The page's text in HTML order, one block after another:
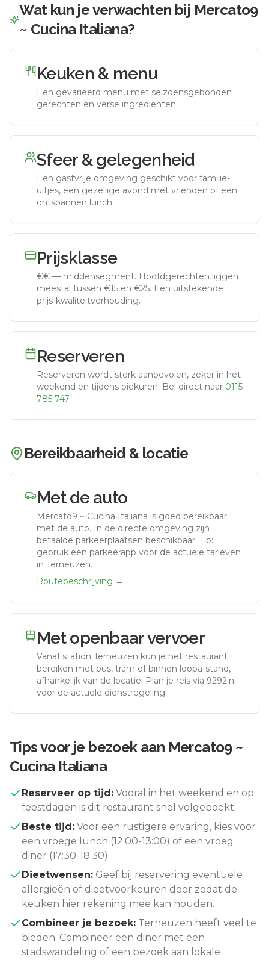
Wat kun je verwachten bij Mercato9
~ Cucina Italiana?
Keuken & menu
Een gevarieerd menu met seizoensgebonden
gerechten en verse ingrediënten.
Sfeer & gelegenheid
Een gastvrije omgeving geschikt voor familie-
uitjes, een gezellige avond met vrienden of een
ontspannen lunch.
Prijsklasse
€€ — middensegment. Hoofdgerechten liggen
meestal tussen €15 en €25. Een uitstekende
prijs-kwaliteitverhouding.
Reserveren
Reserveren wordt sterk aanbevolen, zeker in het
weekend en tijdens piekuren. Bel direct naar 0115
785 747.
Bereikbaarheid & locatie
Met de auto
Mercato9 ~ Cucina Italiana is goed bereikbaar
met de auto. In de directe omgeving zijn
betaalde parkeerplaatsen beschikbaar. Tip:
gebruik een parkeerapp voor de actuele tarieven
in Terneuzen.
Routebeschrijving →
Met openbaar vervoer
Vanaf station Terneuzen kun je het restaurant
bereiken met bus, tram of binnen loopafstand,
afhankelijk van de locatie. Plan je reis via 9292.nl
voor de actuele dienstregeling.
Tips voor je bezoek aan Mercato9 ~
Cucina Italiana
Reserveer op tijd: Vooral in het weekend en op
feestdagen is dit restaurant snel volgeboekt.
Beste tijd: Voor een rustigere ervaring, kies voor
een vroege lunch (12:00-13:00) of een vroeg
diner (17:30-18:30).
Dieetwensen: Geef bij reservering eventuele
allergieën of dieetvoorkeuren door zodat de
keuken hier rekening mee kan houden.
Combineer je bezoek: Terneuzen heeft veel te
bieden. Combineer een diner met een
stadswandeling of een bezoek aan lokale